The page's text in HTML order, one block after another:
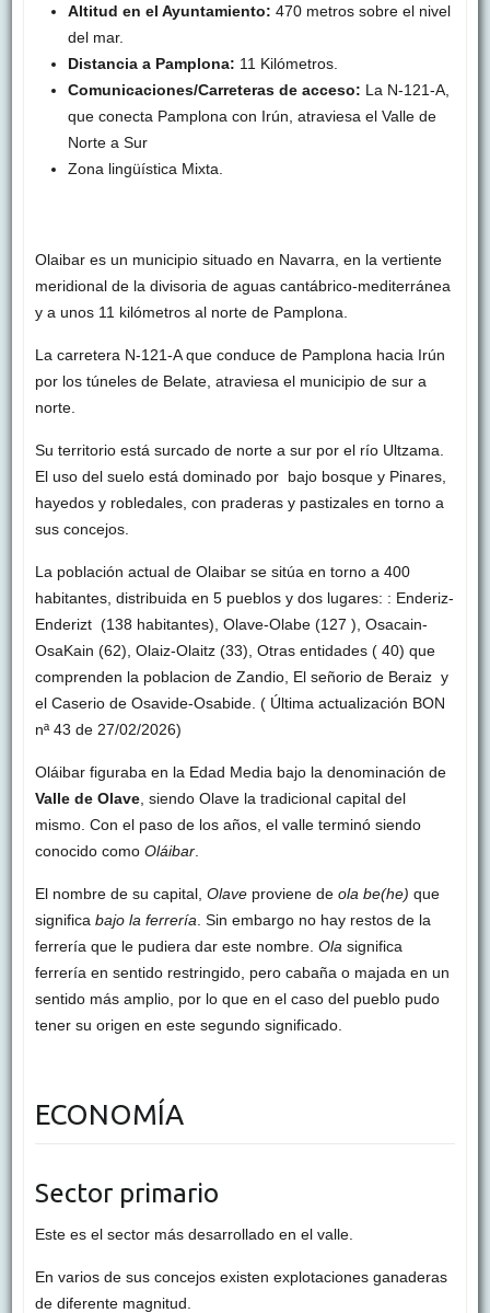
Altitud en el Ayuntamiento: 470 metros sobre el nivel
del mar.
Distancia a Pamplona: 11 Kilómetros.
Comunicaciones/Carreteras de acceso: La N-121-A,
que conecta Pamplona con Irún, atraviesa el Valle de
Norte a Sur
Zona lingüística Mixta.
Olaibar es un municipio situado en Navarra, en la vertiente
meridional de la divisoria de aguas cantábrico-mediterránea
y a unos 11 kilómetros al norte de Pamplona.
La carretera N-121-A que conduce de Pamplona hacia Irún
por los túneles de Belate, atraviesa el municipio de sur a
norte.
Su territorio está surcado de norte a sur por el río Ultzama.
El uso del suelo está dominado por bajo bosque y Pinares,
hayedos y robledales, con praderas y pastizales en torno a
sus concejos.
La población actual de Olaibar se sitúa en torno a 400
habitantes, distribuida en 5 pueblos y dos lugares: : Enderiz-
Enderizt (138 habitantes), Olave-Olabe (127 ), Osacain-
OsaKain (62), Olaiz-Olaitz (33), Otras entidades ( 40) que
comprenden la poblacion de Zandio, El señorio de Beraiz y
el Caserio de Osavide-Osabide. ( Última actualización BON
nª 43 de 27/02/2026)
Oláibar figuraba en la Edad Media bajo la denominación de
Valle de Olave, siendo Olave la tradicional capital del
mismo. Con el paso de los años, el valle terminó siendo
conocido como Oláibar.
El nombre de su capital, Olaveproviene de ola be(he) que
significa bajo la ferrería . Sin embargo no hay restos de la
ferrería que le pudiera dar este nombre. Ola significa
ferrería en sentido restringido, pero cabaña o majada en un
sentido más amplio, por lo que en el caso del pueblo pudo
tener su origen en este segundo significado.
ECONOMÍA
Sector primario
Este es el sector más desarrollado en el valle.
En varios de sus concejos existen explotaciones ganaderas
de diferente magnitud.